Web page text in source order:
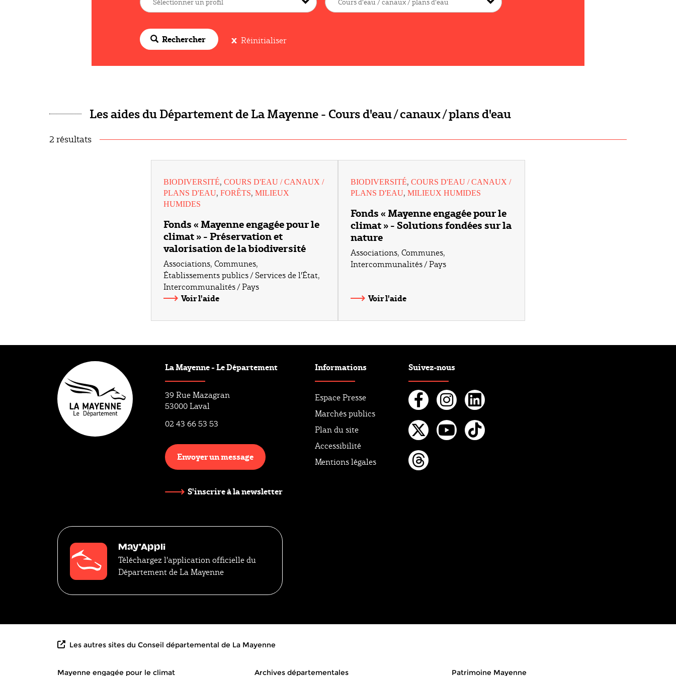
Rechercher Réinitialiser
Les aides du Département de La Mayenne - Cours d'eau / canaux / plans d'eau
2 résultats
BIODIVERSITÉ, COURS D'EAU / CANAUX /
PLANS D'EAU, FORÊTS, MILIEUX
HUMIDES
Fonds « Mayenne engagée pour le
climat » - Préservation et
valorisation de la biodiversité
Associations, Communes,
Établissements publics / Services de l'État,
Intercommunalités / Pays
Voir l'aide
BIODIVERSITÉ, COURS D'EAU / CANAUX /
PLANS D'EAU, MILIEUX HUMIDES
Fonds « Mayenne engagée pour le
climat » - Solutions fondées sur la
nature
Associations, Communes,
Intercommunalités / Pays
Voir l'aide
La Mayenne - Le Département
39 Rue Mazagran
53000 Laval
02 43 66 53 53
Envoyer un message
S'inscrire à la newsletter
Informations
Espace Presse
Marchés publics
Plan du site
Accessibilité
Mentions légales
Suivez-nous
Facebook
Instagram
Linkedin
Twitter
May'Appli
Téléchargez l'application officielle du
Département de La Mayenne
Les autres sites du Conseil départemental de La Mayenne
Mayenne engagée pour le climat Archives départementales Patrimoine Mayenne